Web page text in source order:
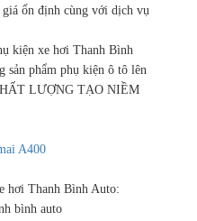
ổn định cùng với dịch vụ
kiện xe hơi Thanh Bình
sản phẩm phụ kiện ô tô lên
LƯỢNG TẠO NIỀM
A400
hơi Thanh Bình Auto:
bình auto